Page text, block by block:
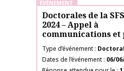
ÉVÉNEMENT
Doctorales de la
2024 – Appel à
communications et
Type d’événement
Dates de l’événement 06/